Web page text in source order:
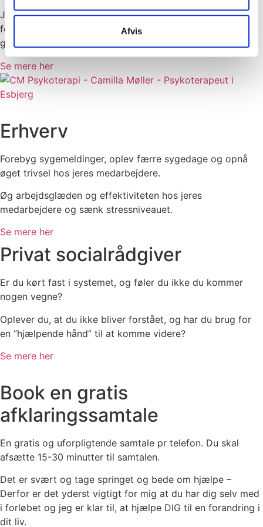
Afvis
Jeg tilbyder psykoterapi til børn og unge, som har brug
for støtte, forståelse og nye måder at håndtere det, der
gør ondt.
Se mere her
Erhverv
Forebyg sygemeldinger, oplev færre sygedage og opnå
øget trivsel hos jeres medarbejdere.
Øg arbejdsglæden og effektiviteten hos jeres
medarbejdere og sænk stressniveauet.
Se mere her
Privat socialrådgiver​
Er du kørt fast i systemet, og føler du ikke du kommer
nogen vegne?
Oplever du, at du ikke bliver forstået, og har du brug for
en “hjælpende hånd” til at komme videre?
Se mere her
Book en gratis
afklaringssamtale
En gratis og uforpligtende samtale pr telefon. Du skal
afsætte 15-30 minutter til samtalen.
Det er svært og tage springet og bede om hjælpe –
Derfor er det yderst vigtigt for mig at du har dig selv med
i forløbet og jeg er klar til, at hjælpe DIG til en forandring i
dit liv.